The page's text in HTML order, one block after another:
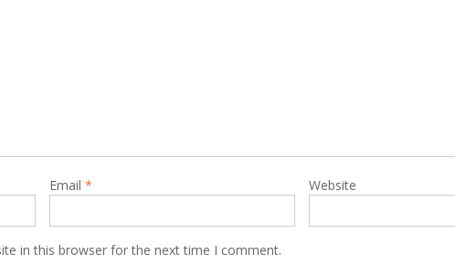
Email * Website
in this browser for the next time I comment.